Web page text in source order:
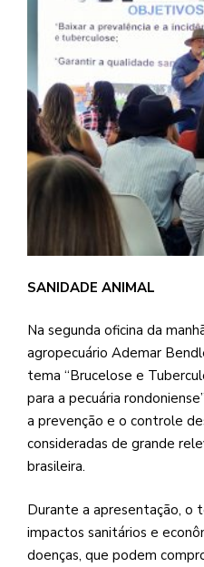
SANIDADE ANIMAL
Na segunda oficina da
agropecuário Ademar
tema “Brucelose e
para a pecuária
a prevenção e o controle
consideradas de grande
brasileira.
Durante a apresentação, o
impactos sanitários e
doenças, que podem